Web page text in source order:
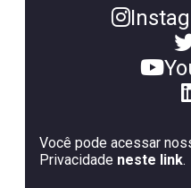
Você pode acessar
Privacidade neste link.